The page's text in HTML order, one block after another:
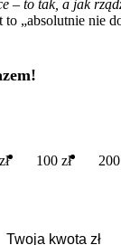
– to tak, a jak
to „absolutnie nie
100 zł 200